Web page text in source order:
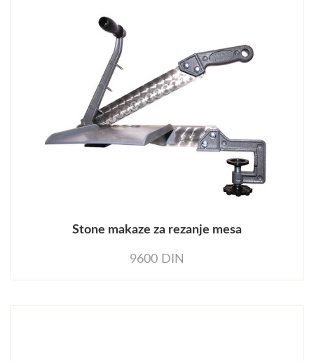
Stone makaze za rezanje mesa
9600 DIN